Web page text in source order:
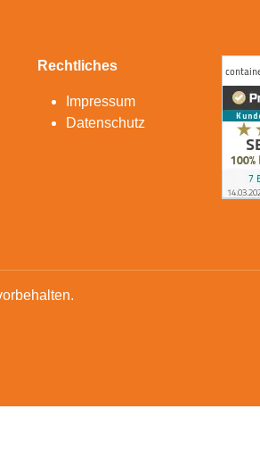
Rechtliches
Impressum
Datenschutz